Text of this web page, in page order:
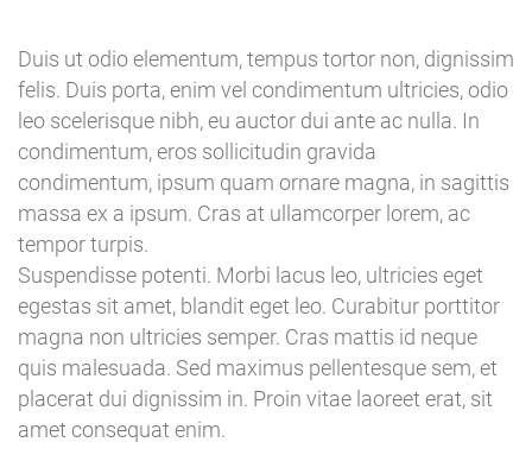
Duis ut odio elementum, tempus tortor non, dignissim
felis. Duis porta, enim vel condimentum ultricies, odio
leo scelerisque nibh, eu auctor dui ante ac nulla. In
condimentum, eros sollicitudin gravida
condimentum, ipsum quam ornare magna, in sagittis
massa ex a ipsum. Cras at ullamcorper lorem, ac
tempor turpis.
Suspendisse potenti. Morbi lacus leo, ultricies eget
egestas sit amet, blandit eget leo. Curabitur porttitor
magna non ultricies semper. Cras mattis id neque
quis malesuada. Sed maximus pellentesque sem, et
placerat dui dignissim in. Proin vitae laoreet erat, sit
amet consequat enim.